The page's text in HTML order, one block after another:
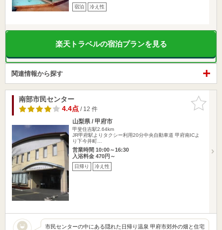
宿泊 冷え性
楽天トラベルの宿泊プランを見る
関連情報から探す
お気に入
りに追加
南部市民センター
4.4点/ 12 件
山梨県 / 甲府市
甲斐住吉駅2.64km
JR甲府駅よりタクシー利用20分中央自動車道 甲府南ICよ
り下今井町…
営業時間 10:00～16:30
入浴料金 470円～
日帰り 冷え性
市民センターの中にある隠れた日帰り温泉 甲府市郊外の畑と住宅